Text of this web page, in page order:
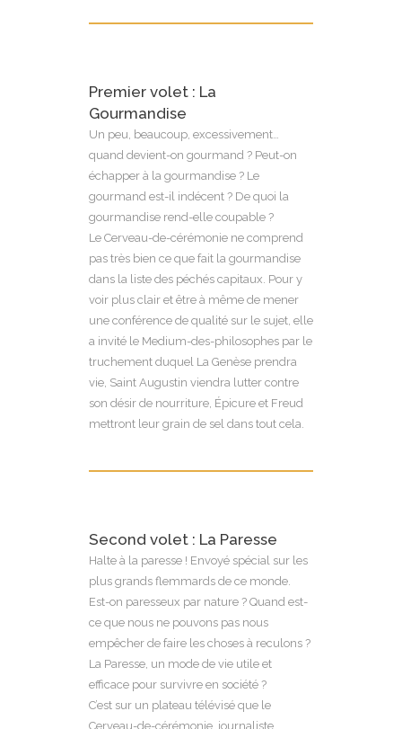
Premier volet : La
Gourmandise
Un peu, beaucoup, excessivement…
quand devient-on gourmand ? Peut-on
échapper à la gourmandise ? Le
gourmand est-il indécent ? De quoi la
gourmandise rend-elle coupable ?
Le Cerveau-de-cérémonie ne comprend
pas très bien ce que fait la gourmandise
dans la liste des péchés capitaux. Pour y
voir plus clair et être à même de mener
une conférence de qualité sur le sujet, elle
a invité le Medium-des-philosophes par le
truchement duquel La Genèse prendra
vie, Saint Augustin viendra lutter contre
son désir de nourriture, Épicure et Freud
mettront leur grain de sel dans tout cela.
Second volet : La Paresse
Halte à la paresse ! Envoyé spécial sur les
plus grands flemmards de ce monde.
Est-on paresseux par nature ? Quand est-
ce que nous ne pouvons pas nous
empêcher de faire les choses à reculons ?
La Paresse, un mode de vie utile et
efficace pour survivre en société ?
C’est sur un plateau télévisé que le
Cerveau-de-cérémonie, journaliste